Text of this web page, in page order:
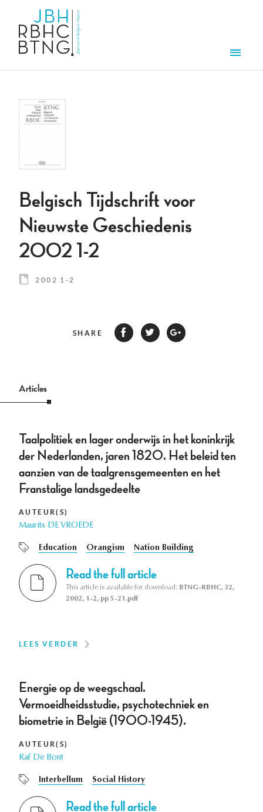
Belgisch Tijdschrift voor
Nieuwste Geschiedenis
2002 1-2
2002 1-2
SHARE
Articles
Taalpolitiek en lager onderwijs in het koninkrijk
der Nederlanden, jaren 1820. Het beleid ten
aanzien van de taalgrensgemeenten en het
Franstalige landsgedeelte
AUTEUR(S)
Maurits DE VROEDE
Education Orangism Nation Building
Read the full article
This article is available for download: BTNG-RBHC, 32,
2002, 1-2, pp 5-21.pdf
LEES VERDER
Energie op de weegschaal.
Vermoeidheidsstudie, psychotechniek en
biometrie in België (1900-1945).
AUTEUR(S)
Raf De Bont
Interbellum Social History
Read the full article